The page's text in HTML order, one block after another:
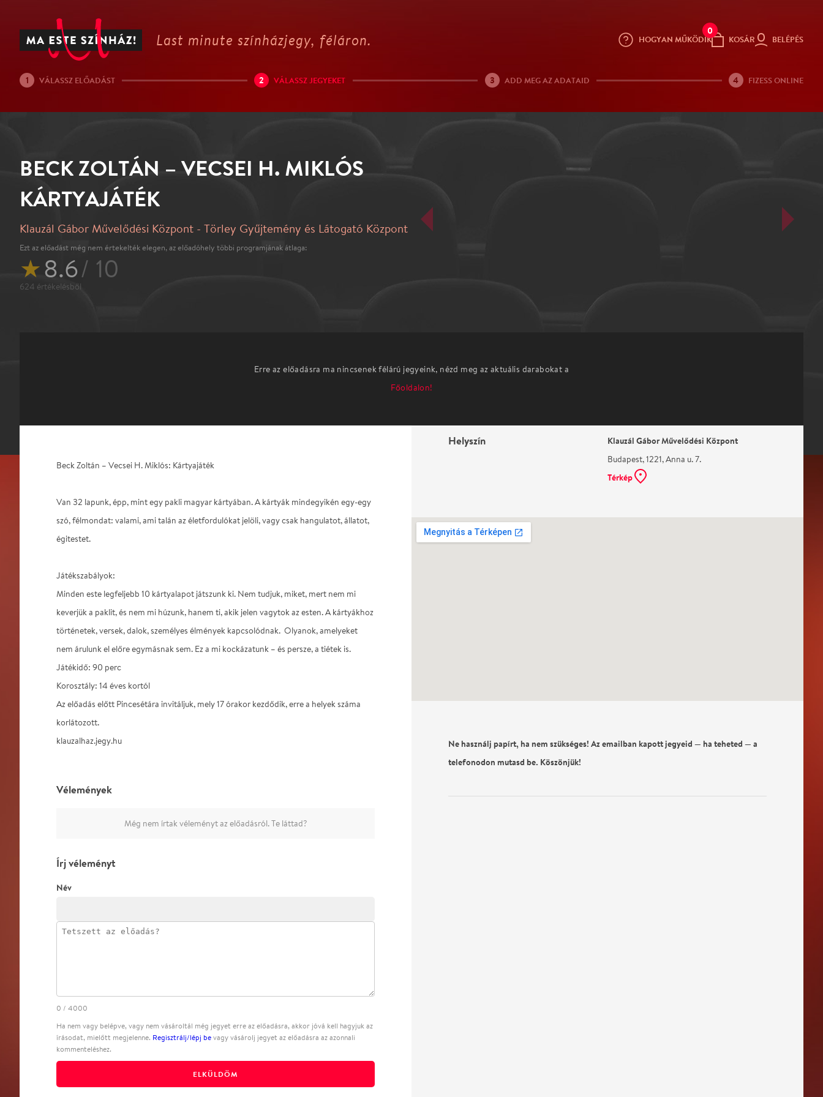
Last minute színházjegy, féláron. HOGYAN MŰKÖDIK
0
KOSÁR BELÉPÉS
1 VÁLASSZ ELŐADÁST 2 VÁLASSZ JEGYEKET 3 ADD MEG AZ ADATAID 4 FIZESS ONLINE
BECK ZOLTÁN – VECSEI H. MIKLÓS
KÁRTYAJÁTÉK
Klauzál Gábor Művelődési Központ - Törley Gyűjtemény és Látogató Központ
Ezt az előadást még nem értekelték elegen, az előadóhely többi programjának átlaga:
★8.6/ 10
624 értékelésből
Erre az előadásra ma nincsenek félárú jegyeink, nézd meg az aktuális darabokat a
Főoldalon!
Beck Zoltán – Vecsei H. Miklós: Kártyajáték
Van 32 lapunk, épp, mint egy pakli magyar kártyában. A kártyák mindegyikén egy-egy
szó, félmondat: valami, ami talán az életfordulókat jelöli, vagy csak hangulatot, állatot,
égitestet.
Játékszabályok:
Minden este legfeljebb 10 kártyalapot játszunk ki. Nem tudjuk, miket, mert nem mi
keverjük a paklit, és nem mi húzunk, hanem ti, akik jelen vagytok az esten. A kártyákhoz
történetek, versek, dalok, személyes élmények kapcsolódnak. Olyanok, amelyeket
nem árulunk el előre egymásnak sem. Ez a mi kockázatunk – és persze, a tiétek is.
Játékidő: 90 perc
Korosztály: 14 éves kortól
Az előadás előtt Pincesétára invitáljuk, mely 17 órakor kezdődik, erre a helyek száma
korlátozott.
klauzalhaz.jegy.hu
Helyszín Klauzál Gábor Művelődési Központ
Budapest, 1221, Anna u. 7.
Térkép
Ne használj papírt, ha nem szükséges! Az emailban kapott jegyeid — ha teheted — a
telefonodon mutasd be. Köszönjük!
Vélemények
Még nem írtak véleményt az előadásról. Te láttad?
Írj véleményt
Név
0 / 4000
Ha nem vagy belépve, vagy nem vásároltál még jegyet erre az előadásra, akkor jóvá kell hagyjuk az
írásodat, mielőtt megjelenne. Regisztrálj/lépj be vagy vásárolj jegyet az előadásra az azonnali
kommenteléshez.
ELKÜLDÖM